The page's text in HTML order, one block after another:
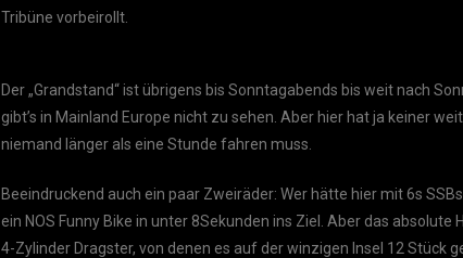
Tribüne vorbeirollt.
Der „Grandstand“ ist übrigens bis Sonntagabends bis weit nach
gibt’s in Mainland Europe nicht zu sehen. Aber hier hat ja keiner
niemand länger als eine Stunde fahren muss.
Beeindruckend auch ein paar Zweiräder: Wer hätte hier mit 6s
ein NOS Funny Bike in unter 8Sekunden ins Ziel. Aber das absolute
4-Zylinder Dragster, von denen es auf der winzigen Insel 12 Stück